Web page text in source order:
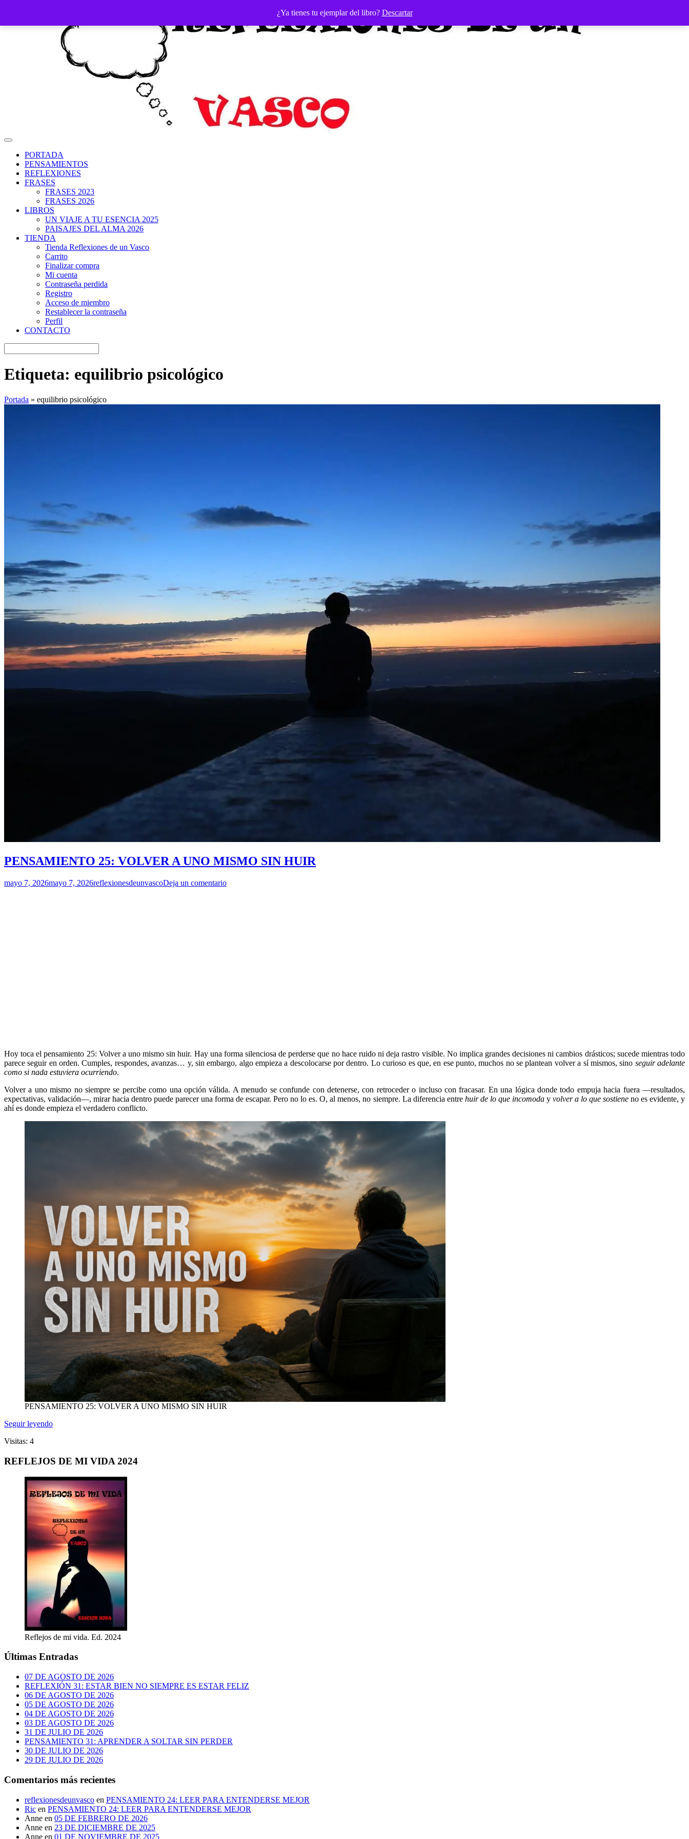
¿Ya tienes tu ejemplar del libro? Descartar
contenido
PORTADA
PENSAMIENTOS
REFLEXIONES
FRASES
FRASES 2023
FRASES 2026
LIBROS
UN VIAJE A TU ESENCIA 2025
PAISAJES DEL ALMA 2026
TIENDA
Tienda Reflexiones de un Vasco
Carrito
Finalizar compra
Mi cuenta
Contraseña perdida
Registro
Acceso de miembro
Restablecer la contraseña
Perfil
CONTACTO
Etiqueta: equilibrio psicológico
Portada » equilibrio psicológico
PENSAMIENTO 25: VOLVER A UNO MISMO SIN HUIR
mayo 7, 2026mayo 7, 2026reflexionesdeunvascoDeja un comentario
Hoy toca el pensamiento 25: Volver a uno mismo sin huir. Hay una forma silenciosa de perderse que no hace ruido ni deja rastro visible. No implica grandes decisiones ni cambios drásticos; sucede mientras todo
parece seguir en orden. Cumples, respondes, avanzas… y, sin embargo, algo empieza a descolocarse por dentro. Lo curioso es que, en ese punto, muchos no se plantean volver a sí mismos, sino seguir adelante
como si nada estuviera ocurriendo.
Volver a uno mismo no siempre se percibe como una opción válida. A menudo se confunde con detenerse, con retroceder o incluso con fracasar. En una lógica donde todo empuja hacia fuera —resultados,
expectativas, validación—, mirar hacia dentro puede parecer una forma de escapar. Pero no lo es. O, al menos, no siempre. La diferencia entre huir de lo que incomoday volver a lo que sostieneno es evidente, y
ahí es donde empieza el verdadero conflicto.
PENSAMIENTO 25: VOLVER A UNO MISMO SIN HUIR
Seguir leyendo
Visitas: 4
REFLEJOS DE MI VIDA 2024
Reflejos de mi vida. Ed. 2024
Últimas Entradas
07 DE AGOSTO DE 2026
REFLEXIÓN 31: ESTAR BIEN NO SIEMPRE ES ESTAR FELIZ
06 DE AGOSTO DE 2026
05 DE AGOSTO DE 2026
04 DE AGOSTO DE 2026
03 DE AGOSTO DE 2026
31 DE JULIO DE 2026
PENSAMIENTO 31: APRENDER A SOLTAR SIN PERDER
30 DE JULIO DE 2026
29 DE JULIO DE 2026
Comentarios más recientes
reflexionesdeunvasco en PENSAMIENTO 24: LEER PARA ENTENDERSE MEJOR
Ric en PENSAMIENTO 24: LEER PARA ENTENDERSE MEJOR
Anne en 05 DE FEBRERO DE 2026
Anne en 23 DE DICIEMBRE DE 2025
Anne en 01 DE NOVIEMBRE DE 2025